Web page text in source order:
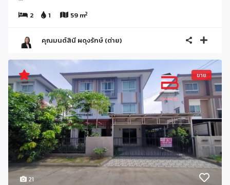
2
1 59 m2
คุณมนต์สินี ผดุงรักษ์ (ต่าย)
21
ขาย